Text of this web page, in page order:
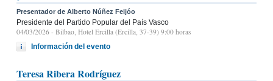
Presentador de Alberto Núñez Feijóo
Presidente del Partido Popular del País Vasco
04/03/2026 - Bilbao, Hotel Ercilla (Ercilla, 37-39) 9:00 horas
Información del evento
Teresa Ribera Rodríguez